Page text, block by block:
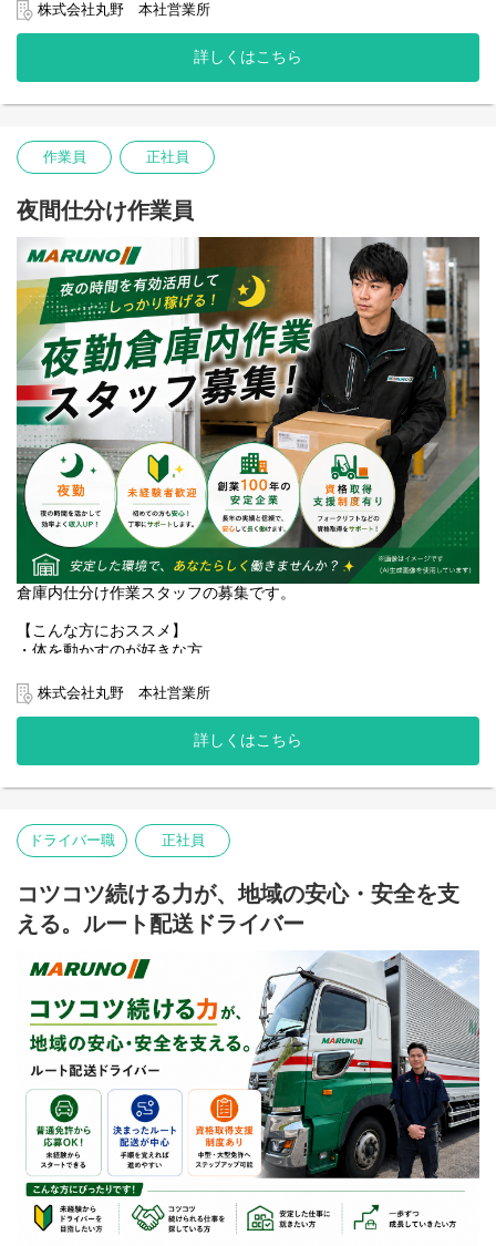
積み降ろしにはカゴ台車を使用するため、体への負担を抑えなが
勤務時間は5:00～14:00。お昼過ぎには仕事を終えられるため、家
族との時間や趣味の時間も確保しやすい働き方です。
中型免許（8t限定可）があれば応募可能。資格取得支援制度を活用
して大型免許の取得も目指せます。
未経験から4tドライバーに挑戦したい方をお待ちしています。
株式会社丸野 本社営業所
詳しくはこちら
作業員 正社員
夜間仕分け作業員
倉庫内仕分け作業スタッフの募集です。
【こんな方におススメ】
・体を動かすのが好きな方
・モクモク作業が好きな方
*入社時期、調整いたします！
すぐにでもお仕事を始めたい方、在職中で入社時期を相談したい
方、ご家族と相談してじっくり決めたい方…ご遠慮なくお申し付
けください！ベストなタイミングでご面接、ご入社できるよう調
*お仕事について気になることがある、より詳細にお話を聞きたい
TEL:095-839-7502
長与町、時津町、諫早市、大村市などから通勤しているスタッフ
多数。もちろんマイカー通勤OKです♪
株式会社丸野 本社営業所
詳しくはこちら
ドライバー職 正社員
コツコツ続ける力が、地域の安心・安全を支
える。ルート配送ドライバー